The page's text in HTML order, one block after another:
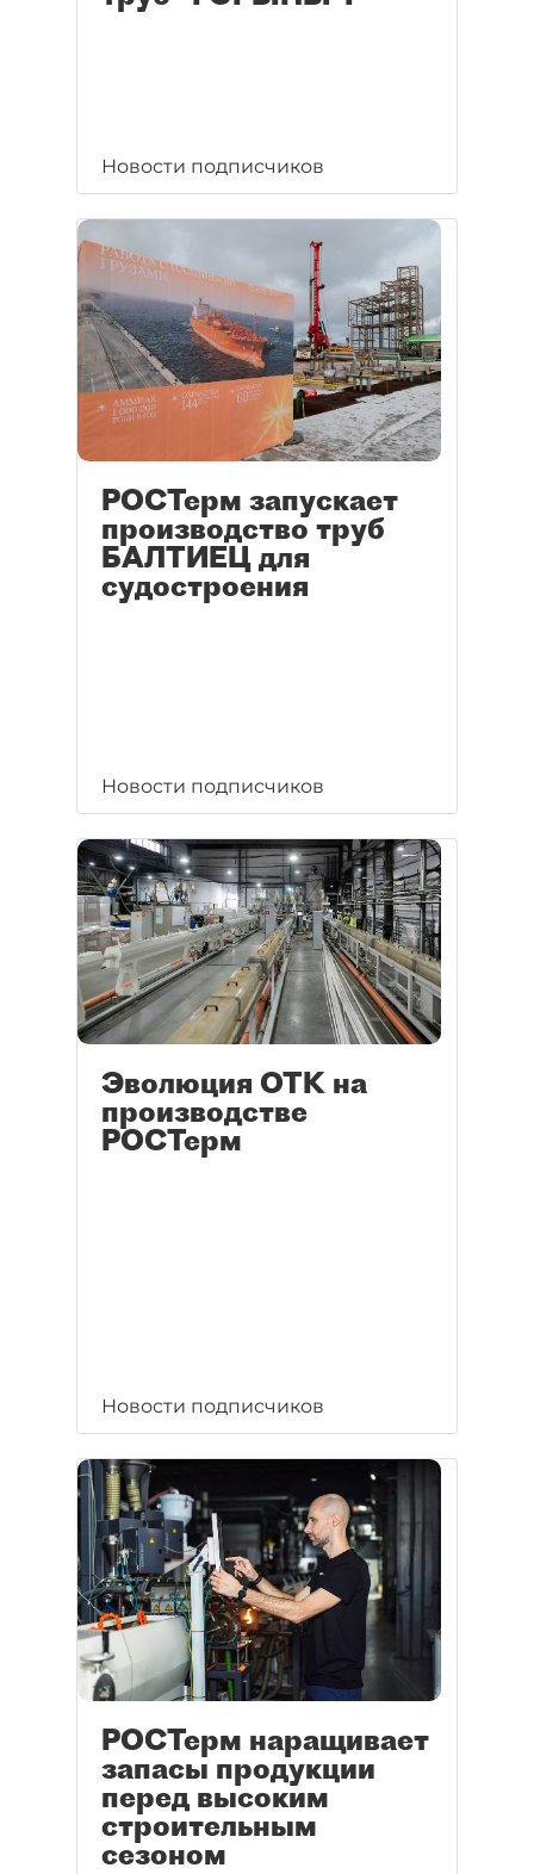
Новости подписчиков
РОСТерм запускает
производство труб
БАЛТИЕЦ для
судостроения
Новости подписчиков
Эволюция ОТК на
производстве
РОСТерм
Новости подписчиков
РОСТерм наращивает
запасы продукции
перед высоким
строительным
сезоном